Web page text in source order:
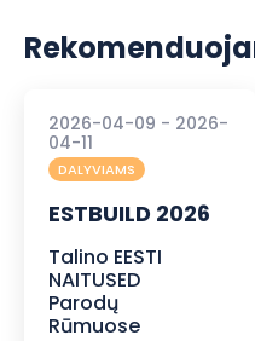
2026-04-09 - 2026-
04-11
DALYVIAMS
ESTBUILD 2026
Talino EESTI
NAITUSED
Parodų
Rūmuose